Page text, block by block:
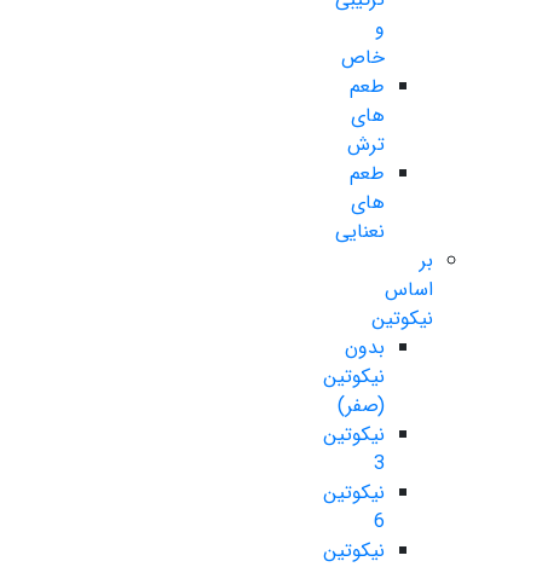
و
خاص
طعم
های
ترش
طعم
های
نعنایی
بر
اساس
نیکوتین
بدون
نیکوتین
(صفر)
نیکوتین
3
نیکوتین
6
نیکوتین